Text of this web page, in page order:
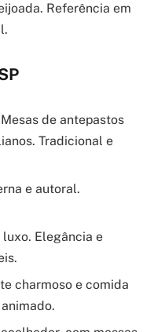
Referência em
Mesas de antepastos
Tradicional e
e autoral.
Elegância e
charmoso e comida